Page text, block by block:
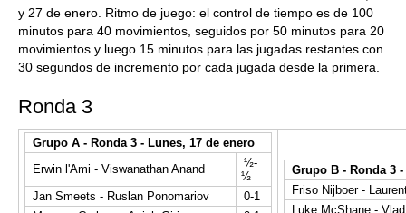
y 27 de enero. Ritmo de juego: el control de tiempo es de 100
minutos para 40 movimientos, seguidos por 50 minutos para 20
movimientos y luego 15 minutos para las jugadas restantes con
30 segundos de incremento por cada jugada desde la primera.
Ronda 3
Grupo A - Ronda 3 - Lunes, 17 de enero
Erwin l'Ami - Viswanathan Anand
½-
½
Jan Smeets - Ruslan Ponomariov
0-1
Grupo B - Ronda 3
Friso Nijboer -
Luke McShane -